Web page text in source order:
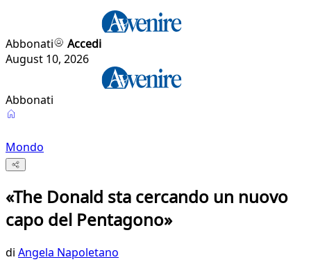
Abbonati
Accedi
August 10, 2026
Abbonati
Mondo
«The Donald sta cercando un nuovo
capo del Pentagono»
di Angela Napoletano